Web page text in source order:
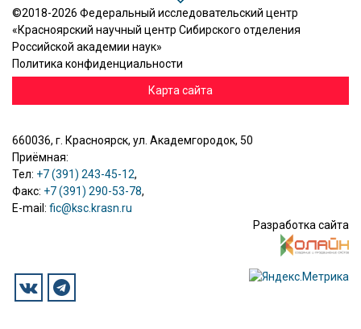
©2018-2026 Федеральный исследовательский центр
«Красноярский научный центр Сибирского отделения
Российской академии наук»
Политика конфиденциальности
Карта сайта
660036, г. Красноярск, ул. Академгородок, 50
Приёмная:
Тел: +7 (391) 243-45-12,
Факс: +7 (391) 290-53-78,
E-mail: fic@ksc.krasn.ru
Разработка сайта